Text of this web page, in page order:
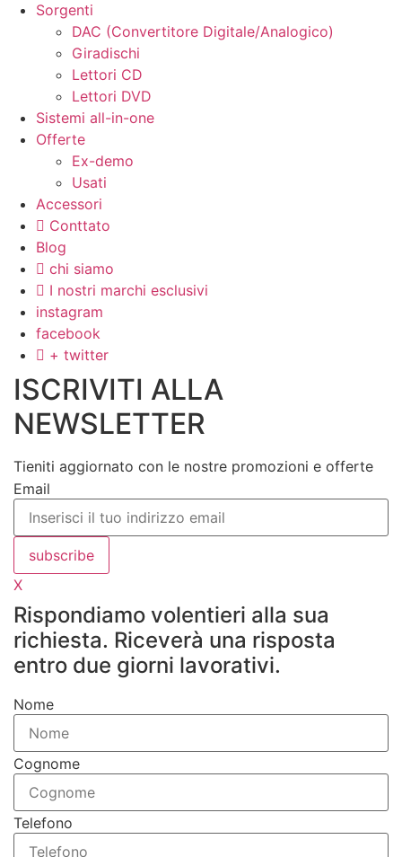
Sorgenti
DAC (Convertitore Digitale/Analogico)
Giradischi
Lettori CD
Lettori DVD
Sistemi all-in-one
Offerte
Ex-demo
Usati
Accessori
Conttato
Blog
chi siamo
I nostri marchi esclusivi
instagram
facebook
+ twitter
ISCRIVITI ALLA
NEWSLETTER
Tieniti aggiornato con le nostre promozioni e offerte
Email
subscribe
X
Rispondiamo volentieri alla sua
richiesta. Riceverà una risposta
entro due giorni lavorativi.
Nome
Cognome
Telefono